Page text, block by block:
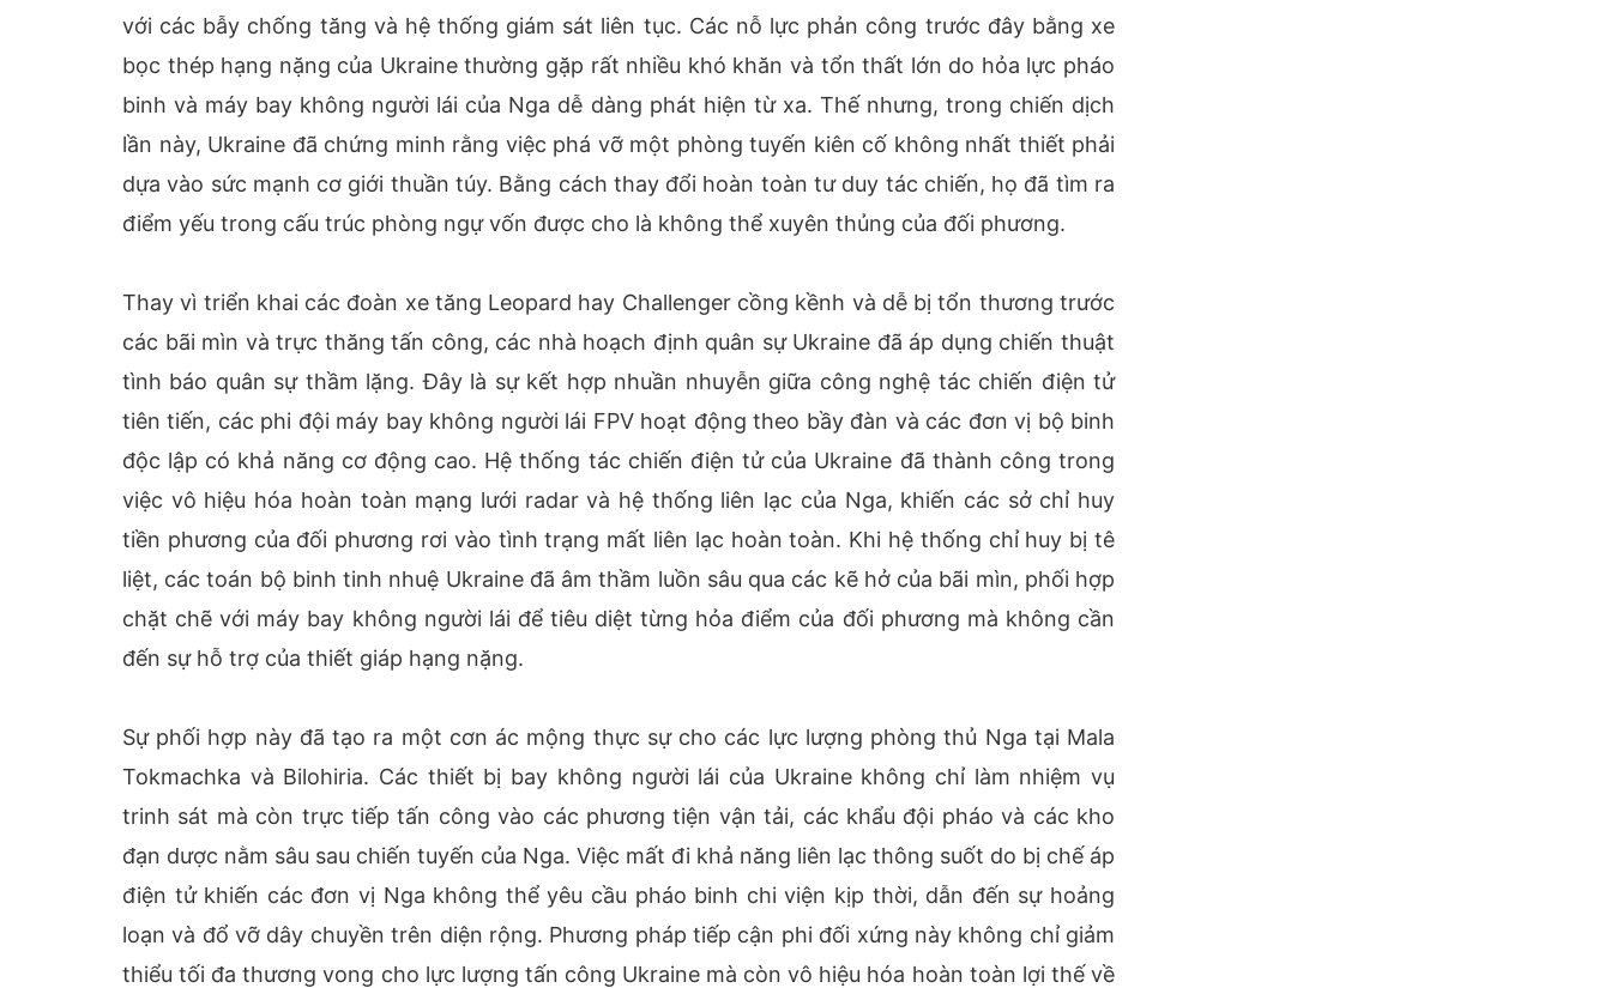
với các bẫy chống tăng và hệ thống giám sát liên tục. Các nỗ lực phản công trước đây bằng xe
bọc thép hạng nặng của Ukraine thường gặp rất nhiều khó khăn và tổn thất lớn do hỏa lực pháo
binh và máy bay không người lái của Nga dễ dàng phát hiện từ xa. Thế nhưng, trong chiến dịch
lần này, Ukraine đã chứng minh rằng việc phá vỡ một phòng tuyến kiên cố không nhất thiết phải
dựa vào sức mạnh cơ giới thuần túy. Bằng cách thay đổi hoàn toàn tư duy tác chiến, họ đã tìm ra
điểm yếu trong cấu trúc phòng ngự vốn được cho là không thể xuyên thủng của đối phương.
Thay vì triển khai các đoàn xe tăng Leopard hay Challenger cồng kềnh và dễ bị tổn thương trước
các bãi mìn và trực thăng tấn công, các nhà hoạch định quân sự Ukraine đã áp dụng chiến thuật
tình báo quân sự thầm lặng. Đây là sự kết hợp nhuần nhuyễn giữa công nghệ tác chiến điện tử
tiên tiến, các phi đội máy bay không người lái FPV hoạt động theo bầy đàn và các đơn vị bộ binh
độc lập có khả năng cơ động cao. Hệ thống tác chiến điện tử của Ukraine đã thành công trong
việc vô hiệu hóa hoàn toàn mạng lưới radar và hệ thống liên lạc của Nga, khiến các sở chỉ huy
tiền phương của đối phương rơi vào tình trạng mất liên lạc hoàn toàn. Khi hệ thống chỉ huy bị tê
liệt, các toán bộ binh tinh nhuệ Ukraine đã âm thầm luồn sâu qua các kẽ hở của bãi mìn, phối hợp
chặt chẽ với máy bay không người lái để tiêu diệt từng hỏa điểm của đối phương mà không cần
đến sự hỗ trợ của thiết giáp hạng nặng.
Sự phối hợp này đã tạo ra một cơn ác mộng thực sự cho các lực lượng phòng thủ Nga tại Mala
Tokmachka và Bilohiria. Các thiết bị bay không người lái của Ukraine không chỉ làm nhiệm vụ
trinh sát mà còn trực tiếp tấn công vào các phương tiện vận tải, các khẩu đội pháo và các kho
đạn dược nằm sâu sau chiến tuyến của Nga. Việc mất đi khả năng liên lạc thông suốt do bị chế áp
điện tử khiến các đơn vị Nga không thể yêu cầu pháo binh chi viện kịp thời, dẫn đến sự hoảng
loạn và đổ vỡ dây chuyền trên diện rộng. Phương pháp tiếp cận phi đối xứng này không chỉ giảm
thiểu tối đa thương vong cho lực lượng tấn công Ukraine mà còn vô hiệu hóa hoàn toàn lợi thế về